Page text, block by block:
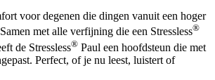
voor degenen die dingen vanuit een hoger
met alle verfijning die een Stressless®
de Stressless® Paul een hoofdsteun die met
Perfect, of je nu leest, luistert of